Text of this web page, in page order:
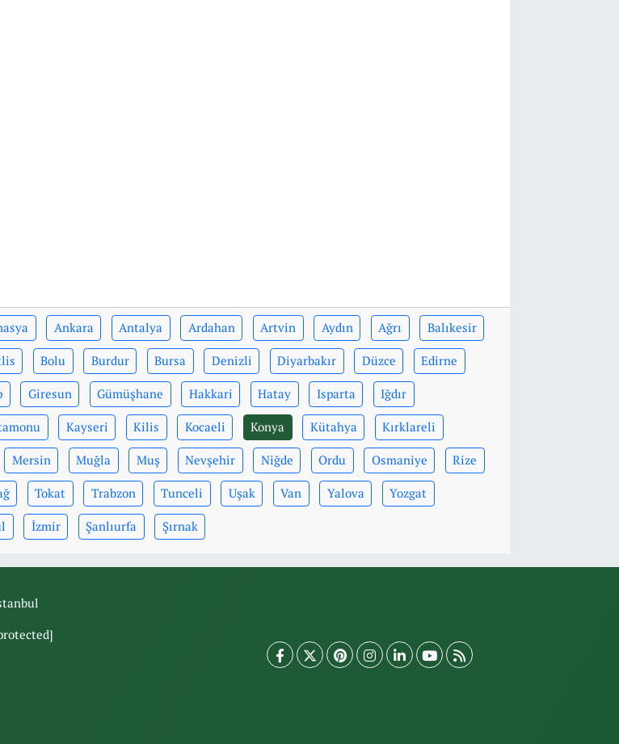
Ankara Antalya Ardahan Artvin Aydın Ağrı Balıkesir
Bolu Burdur Bursa Denizli Diyarbakır Düzce Edirne
Giresun Gümüşhane Hakkari Hatay Isparta Iğdır
Kayseri Kilis Kocaeli Konya Kütahya Kırklareli
Mersin Muğla Muş Nevşehir Niğde Ordu Osmaniye Rize
Tokat Trabzon Tunceli Uşak Van Yalova Yozgat
İzmir Şanlıurfa Şırnak